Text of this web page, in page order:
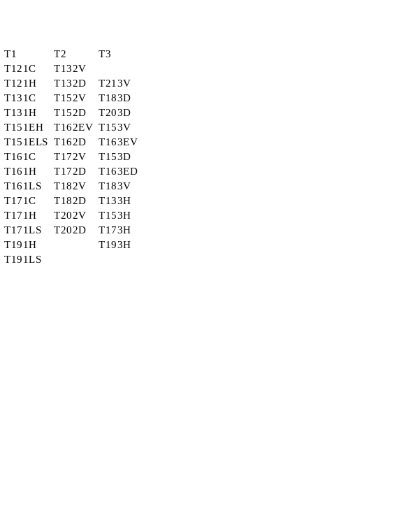
T1 T2
T3
T121C
T132V
T121H T132D
T213V
T131C T152V
T183D
T131H T152D
T203D
T151EH T162EV T153V
T151ELS T162D
T163EV
T161C T172V
T153D
T161H T172D
T163ED
T161LS T182V
T183V
T171C T182D
T133H
T171H T202V
T153H
T171LS T202D
T173H
T191H
T193H
T191LS